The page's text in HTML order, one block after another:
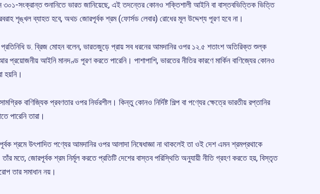
সংক্রান্ত শুনানিতে ভারত জানিয়েছে, এই তদন্তের কোনও শক্তিশালী আইনি বা বাস্তবভিত্তিক ভিত্তি
শৃঙ্খল ব্যাহত হবে, অথচ জোরপূর্বক শ্রম (ফোর্সড লেবার) রোধের মূল উদ্দেশ্য পূরণ হবে না।
প্রতিনিধি ড. ব্রিজ মোহন বলেন, ভারতজুড়ে প্রায় সব ধরনের আমদানির ওপর ১২.৫ শতাংশ অতিরিক্ত শুল্ক
প্রয়োজনীয় আইনি মানদণ্ড পূরণ করতে পারেনি। পাশাপাশি, ভারতের নীতির কারণে মার্কিন বাণিজ্যের কোনও
হয়নি।
বাণিজ্যিক প্রবণতার ওপর নির্ভরশীল। কিন্তু কোনও নির্দিষ্ট শিল্প বা পণ্যের ক্ষেত্রে ভারতীয় রপ্তানির
পারেনি তারা।
শ্রমে উৎপাদিত পণ্যের আমদানির ওপর আলাদা নিষেধাজ্ঞা না থাকলেই তা ওই দেশ এমন শ্রমপ্রথাকে
মতে, জোরপূর্বক শ্রম নির্মূল করতে প্রতিটি দেশের বাস্তব পরিস্থিতি অনুযায়ী নীতি গ্রহণ করতে হয়, বিস্তৃত
তার সমাধান নয়।